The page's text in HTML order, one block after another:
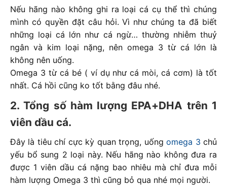
Nếu hãng nào không ghi ra loại cá cụ thể thì chúng
mình có quyền đặt câu hỏi. Vì như chúng ta đã biết
những loại cá lớn như cá ngừ… thường nhiễm thuỷ
ngân và kim loại nặng, nên omega 3 từ cá lớn là
không nên uống.
Omega 3 từ cá bé ( ví dụ như cá mòi, cá cơm) là tốt
nhất. Cá hồi cũng ko tốt bằng đâu nhé.
2. Tổng số hàm lượng EPA+DHA trên 1
viên dầu cá.
Đây là tiêu chí cực kỳ quan trọng, uốngomega 3 chủ
yếu bổ sung 2 loại này. Nếu hãng nào không đưa ra
được 1 viên dầu cá nặng bao nhiêu mà chỉ đưa mỗi
hàm lượng Omega 3 thì cũng bỏ qua nhé mọi người.